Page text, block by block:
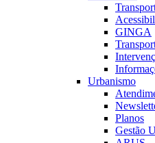
GINGA
Urbanismo
Planos
Gestão